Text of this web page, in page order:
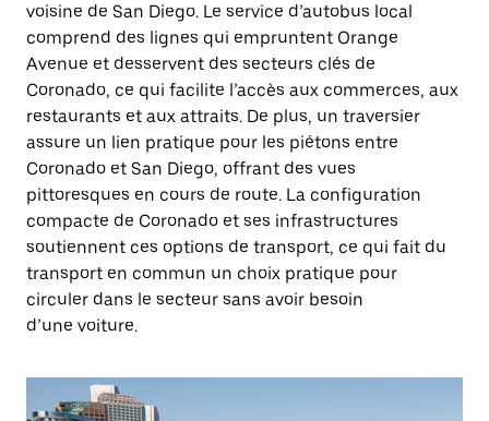
voisine de San Diego. Le service d’autobus local
comprend des lignes qui empruntent Orange
Avenue et desservent des secteurs clés de
Coronado, ce qui facilite l’accès aux commerces, aux
restaurants et aux attraits. De plus, un traversier
assure un lien pratique pour les piétons entre
Coronado et San Diego, offrant des vues
pittoresques en cours de route. La configuration
compacte de Coronado et ses infrastructures
soutiennent ces options de transport, ce qui fait du
transport en commun un choix pratique pour
circuler dans le secteur sans avoir besoin
d’une voiture.